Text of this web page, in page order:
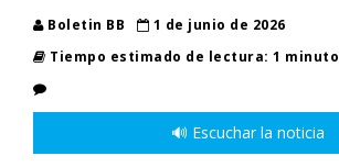
Boletin BB
1 de junio de 2026
Tiempo estimado de lectura: 1 minuto
🔊 Escuchar la noticia